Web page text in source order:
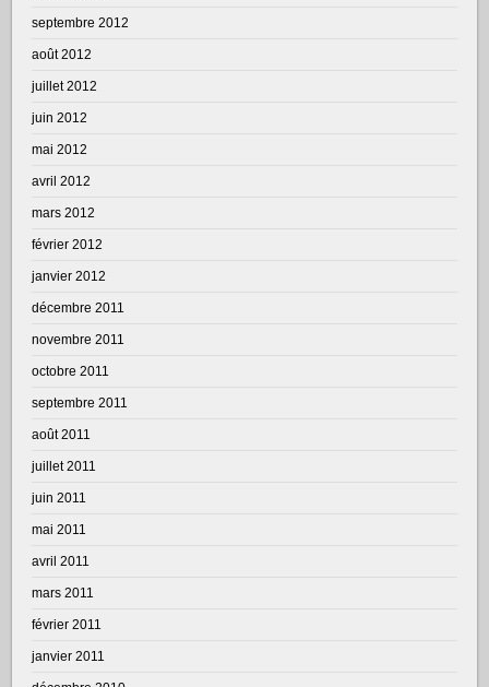
septembre 2012
août 2012
juillet 2012
juin 2012
mai 2012
avril 2012
mars 2012
février 2012
janvier 2012
décembre 2011
novembre 2011
octobre 2011
septembre 2011
août 2011
juillet 2011
juin 2011
mai 2011
avril 2011
mars 2011
février 2011
janvier 2011